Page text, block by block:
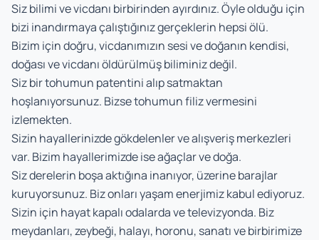
Siz bilimi ve vicdanı birbirinden ayırdınız. Öyle olduğu için
bizi inandırmaya çalıştığınız gerçeklerin hepsi ölü.
Bizim için doğru, vicdanımızın sesi ve doğanın kendisi,
doğası ve vicdanı öldürülmüş biliminiz değil.
Siz bir tohumun patentini alıp satmaktan
hoşlanıyorsunuz. Bizse tohumun filiz vermesini
izlemekten.
Sizin hayallerinizde gökdelenler ve alışveriş merkezleri
var. Bizim hayallerimizde ise ağaçlar ve doğa.
Siz derelerin boşa aktığına inanıyor, üzerine barajlar
kuruyorsunuz. Biz onları yaşam enerjimiz kabul ediyoruz.
Sizin için hayat kapalı odalarda ve televizyonda. Biz
meydanları, zeybeği, halayı, horonu, sanatı ve birbirimize